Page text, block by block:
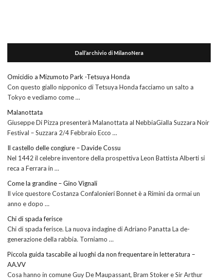
Dall’archivio di MilanoNera
Omicidio a Mizumoto Park -Tetsuya Honda
Con questo giallo nipponico di Tetsuya Honda facciamo un salto a
Tokyo e vediamo come …
Malanottata
Giuseppe Di Pizza presenterà Malanottata al NebbiaGialla Suzzara Noir
Festival – Suzzara 2/4 Febbraio Ecco …
Il castello delle congiure – Davide Cossu
Nel 1442 il celebre inventore della prospettiva Leon Battista Alberti si
reca a Ferrara in …
Come la grandine – Gino Vignali
Il vice questore Costanza Confalonieri Bonnet è a Rimini da ormai un
anno e dopo …
Chi di spada ferisce
Chi di spada ferisce. La nuova indagine di Adriano Panatta La de-
generazione della rabbia. Torniamo …
Piccola guida tascabile ai luoghi da non frequentare in letteratura –
AA.VV
Cosa hanno in comune Guy De Maupassant, Bram Stoker e Sir Arthur